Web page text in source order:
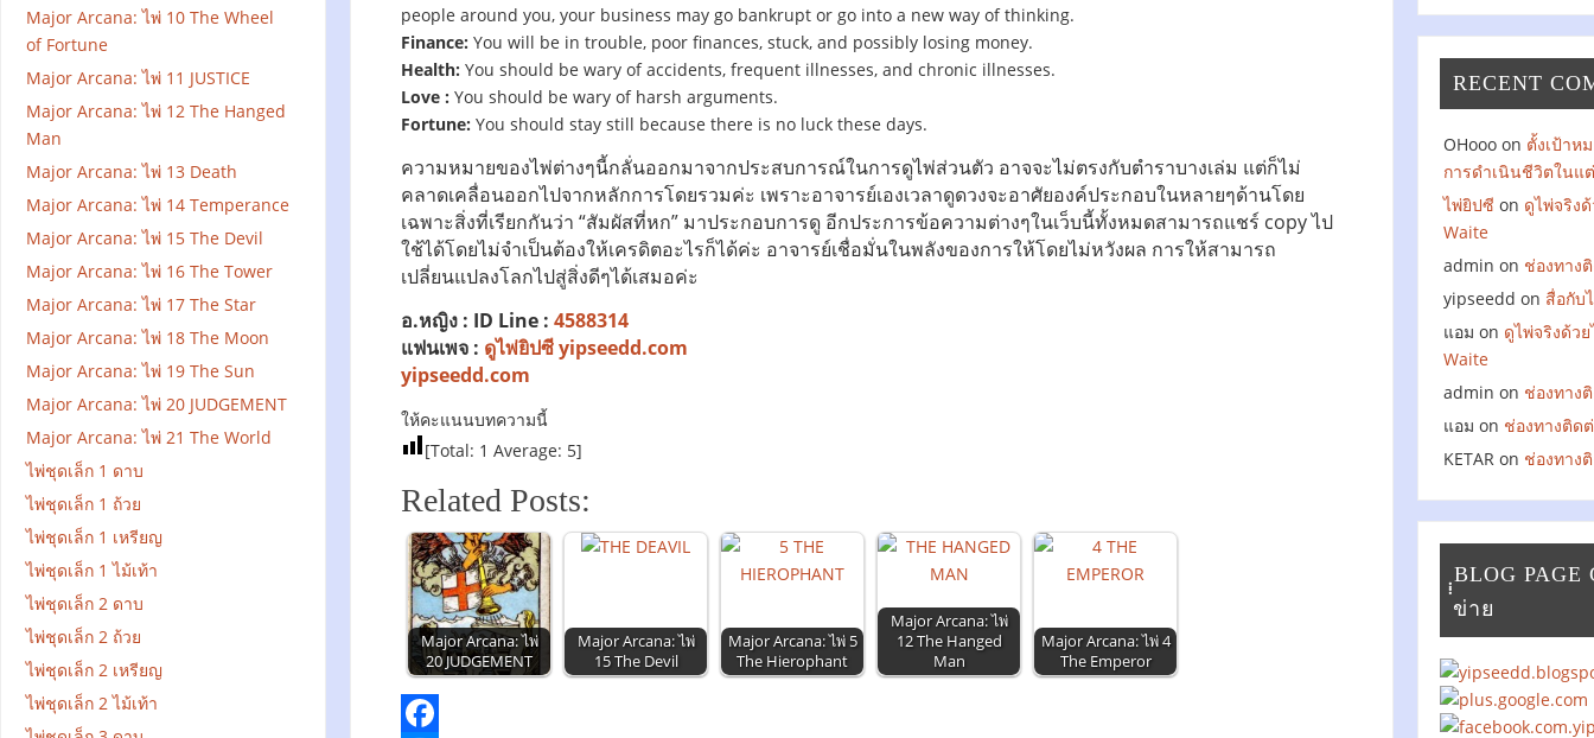
people around you, your business may go bankrupt or go into a new way of thinking.
Finance: You will be in trouble, poor finances, stuck, and possibly losing money.
Health: You should be wary of accidents, frequent illnesses, and chronic illnesses.
Love : You should be wary of harsh arguments.
Fortune: You should stay still because there is no luck these days.
ความหมายของไพ่ต่างๆนี้กลั่นออกมาจากประสบการณ์ในการดูไพ่ส่วนตัว อาจจะไม่ตรงกับตำราบางเล่ม แต่ก็ไม่
คลาดเคลื่อนออกไปจากหลักการโดยรวมค่ะ เพราะอาจารย์เองเวลาดูดวงจะอาศัยองค์ประกอบในหลายๆด้านโดย
เฉพาะสิ่งที่เรียกกันว่า “สัมผัสที่หก” มาประกอบการดู อีกประการข้อความต่างๆในเว็บนี้ทั้งหมดสามารถแชร์ copy ไป
ใช้ได้โดยไม่จำเป็นต้องให้เครดิตอะไรก็ได้ค่ะ อาจารย์เชื่อมั่นในพลังของการให้โดยไม่หวังผล การให้สามารถ
เปลี่ยนแปลงโลกไปสู่สิ่งดีๆได้เสมอค่ะ
อ.หญิง : ID Line : 4588314
แฟนเพจ : ดูไพ่ยิปซี yipseedd.com
yipseedd.com
ให้คะแนนบทความนี้
[Total: 1 Average: 5]
Related Posts:
Major Arcana: ไพ่
20 JUDGEMENT
Major Arcana: ไพ่
15 The Devil
Major Arcana: ไพ่ 5
The Hierophant
Major Arcana: ไพ่
12 The Hanged
Man
Major Arcana: ไพ่ 4
The Emperor
Major Arcana: ไพ่ 10 The Wheel
of Fortune
Major Arcana: ไพ่ 11 JUSTICE
Major Arcana: ไพ่ 12 The Hanged
Man
Major Arcana: ไพ่ 13 Death
Major Arcana: ไพ่ 14 Temperance
Major Arcana: ไพ่ 15 The Devil
Major Arcana: ไพ่ 16 The Tower
Major Arcana: ไพ่ 17 The Star
Major Arcana: ไพ่ 18 The Moon
Major Arcana: ไพ่ 19 The Sun
Major Arcana: ไพ่ 20 JUDGEMENT
Major Arcana: ไพ่ 21 The World
ไพ่ชุดเล็ก 1 ดาบ
ไพ่ชุดเล็ก 1 ถ้วย
ไพ่ชุดเล็ก 1 เหรียญ
ไพ่ชุดเล็ก 1 ไม้เท้า
ไพ่ชุดเล็ก 2 ดาบ
ไพ่ชุดเล็ก 2 ถ้วย
ไพ่ชุดเล็ก 2 เหรียญ
ไพ่ชุดเล็ก 2 ไม้เท้า
RECENT
OHooo on ตั้งเป้าห
การดำเนินชีวิตในแ
ไพ่ยิปซี on ดูไพ่จริง
Waite
admin on ช่องทาง
yipseedd on สื่อกับ
แอม on ดูไพ่จริงด้ว
Waite
admin on ช่องทาง
แอม on ช่องทางติด
KETAR on ช่องทาง
BLOG PAGE
ข่าย